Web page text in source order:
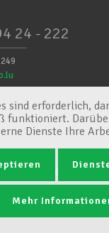
24 - 222
Conditions générales
sind erforderlich,
funktioniert.
Dienste Ihre
Mehr